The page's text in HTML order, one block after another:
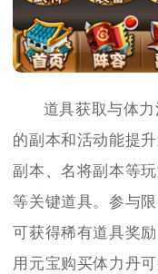
道具获取与体
的副本和活动能提
副本、名将副本等
等关键道具。参与
可获得稀有道具奖
用元宝购买体力丹